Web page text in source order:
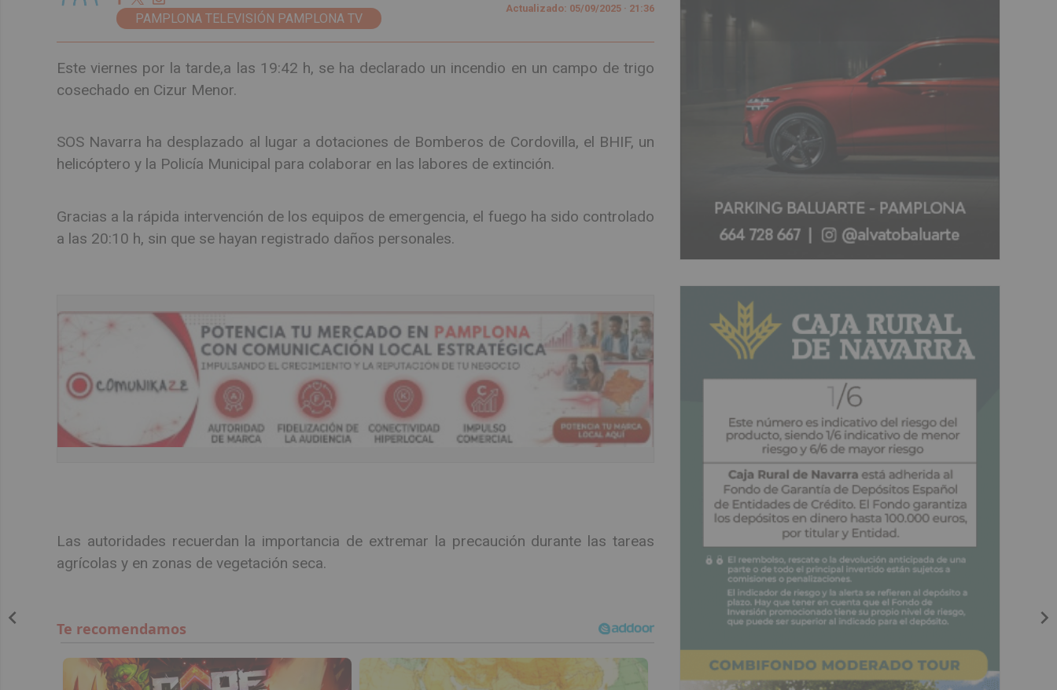
PAMPLONA TELEVISIÓN PAMPLONA TV
Actualizado: 05/09/2025 · 21:36
Este viernes por la tarde,a las 19:42 h, se ha declarado un incendio en un campo de trigo
cosechado en Cizur Menor.
SOS Navarra ha desplazado al lugar a dotaciones de Bomberos de Cordovilla, el BHIF, un
helicóptero y la Policía Municipal para colaborar en las labores de extinción.
Gracias a la rápida intervención de los equipos de emergencia, el fuego ha sido controlado
a las 20:10 h, sin que se hayan registrado daños personales.
Las autoridades recuerdan la importancia de extremar la precaución durante las tareas
agrícolas y en zonas de vegetación seca.